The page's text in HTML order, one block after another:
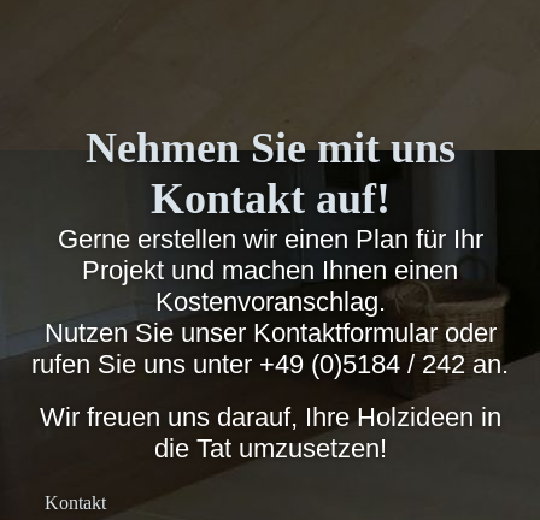
Nehmen Sie mit uns
Kontakt auf!
Gerne erstellen wir einen Plan für Ihr
Projekt und machen Ihnen einen
Kostenvoranschlag.
Nutzen Sie unser Kontaktformular oder
rufen Sie uns unter +49 (0)5184 / 242 an.
Wir freuen uns darauf, Ihre Holzideen in
die Tat umzusetzen!
Kontakt